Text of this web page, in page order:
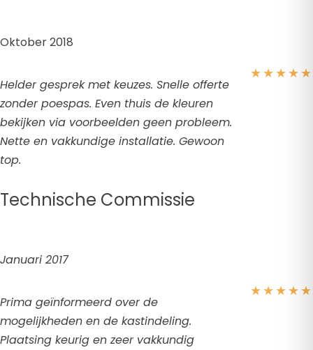
Oktober 2018
Helder gesprek met keuzes. Snelle offerte
zonder poespas. Even thuis de kleuren
bekijken via voorbeelden geen probleem.
Nette en vakkundige installatie. Gewoon
top.
★★★★★
Technische Commissie
Januari 2017
Prima geïnformeerd over de
mogelijkheden en de kastindeling.
Plaatsing keurig en zeer vakkundig
★★★★★